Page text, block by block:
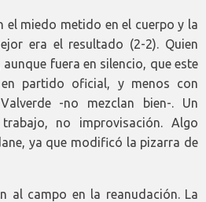
el miedo metido en el cuerpo y la
era el resultado (2-2). Quien
fuera en silencio, que este
partido oficial, y menos con
-no mezclan bien-. Un
no improvisación. Algo
ya que modificó la pizarra de
al campo en la reanudación. La